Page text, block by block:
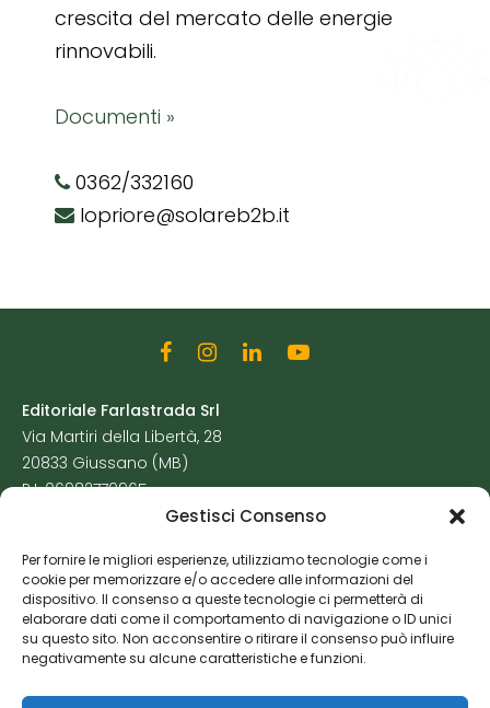
Gestisci Consenso
Per fornire le migliori esperienze, utilizziamo tecnologie come i
cookie per memorizzare e/o accedere alle informazioni del
dispositivo. Il consenso a queste tecnologie ci permetterà di
elaborare dati come il comportamento di navigazione o ID unici
su questo sito. Non acconsentire o ritirare il consenso può influire
negativamente su alcune caratteristiche e funzioni.
crescita del mercato delle energie
rinnovabili.
Documenti »
0362/332160
lopriore@solareb2b.it
Editoriale Farlastrada Srl
Via Martiri della Libertà, 28
20833 Giussano (MB)
P.I. 06982770965
Cookie Policy
Risorse Aggiuntive